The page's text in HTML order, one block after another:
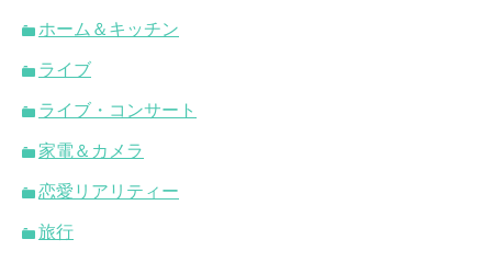
ホーム＆キッチン
ライブ
ライブ・コンサート
家電＆カメラ
恋愛リアリティー
旅行